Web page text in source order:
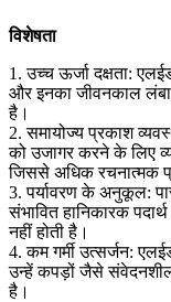
विशेषता
1. उच्च ऊर्जा दक्षता:
और इनका जीवनकाल लंबा
है।
2. समायोज्य प्रकाश
को उजागर करने के लिए
जिससे अधिक रचनात्मक
3. पर्यावरण के अनुकूल:
संभावित हानिकारक
नहीं होती है।
4. कम गर्मी उत्सर्जन:
उन्हें कपड़ों जैसे
है।